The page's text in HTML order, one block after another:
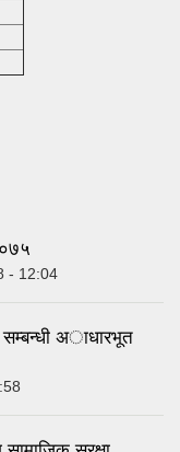
- 12:04
सम्बन्धी अाधारभूत